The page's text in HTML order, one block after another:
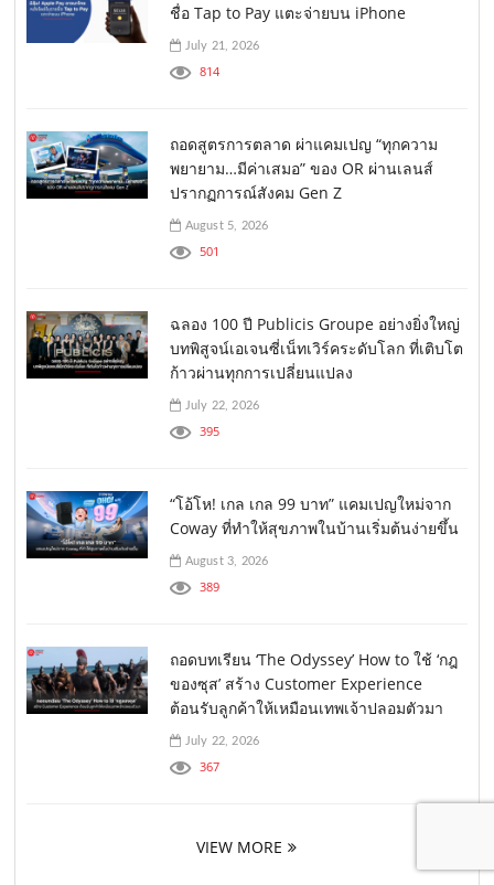
ชื่อ Tap to Pay แตะจ่ายบน iPhone
July 21, 2026
814
ถอดสูตรการตลาด ผ่าแคมเปญ “ทุกความ
พยายาม…มีค่าเสมอ” ของ OR ผ่านเลนส์
ปรากฏการณ์สังคม Gen Z
August 5, 2026
501
ฉลอง 100 ปี Publicis Groupe อย่างยิ่งใหญ่
บทพิสูจน์เอเจนซี่เน็ทเวิร์คระดับโลก ที่เติบโต
ก้าวผ่านทุกการเปลี่ยนแปลง
July 22, 2026
395
“โอ้โห! เกล เกล 99 บาท” แคมเปญใหม่จาก
Coway ที่ทำให้สุขภาพในบ้านเริ่มต้นง่ายขึ้น
August 3, 2026
389
ถอดบทเรียน ‘The Odyssey’ How to ใช้ ‘กฎ
ของซุส’ สร้าง Customer Experience
ต้อนรับลูกค้าให้เหมือนเทพเจ้าปลอมตัวมา
July 22, 2026
367
VIEW MORE